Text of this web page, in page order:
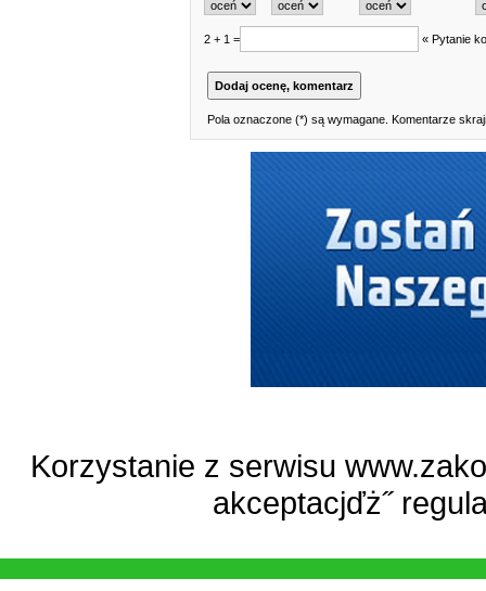
2 + 1 = « Pytanie
Pola oznaczone (*) są wymagane. Komentarze
Korzystanie z serwisu
akceptacjďż˝